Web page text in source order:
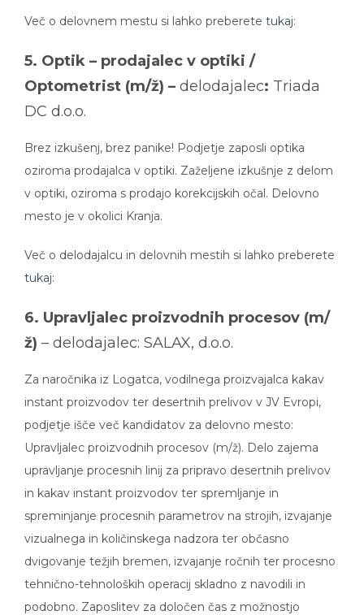
Več o delovnem mestu si lahko preberete tukaj:
5. Optik – prodajalec v optiki /
Optometrist (m/ž) – delodajalec: Triada
DC d.o.o.
Brez izkušenj, brez panike! Podjetje zaposli optika
oziroma prodajalca v optiki. Zaželjene izkušnje z delom
v optiki, oziroma s prodajo korekcijskih očal. Delovno
mesto je v okolici Kranja.
Več o delodajalcu in delovnih mestih si lahko preberete
tukaj:
6. Upravljalec proizvodnih procesov (m/
ž) – delodajalec: SALAX, d.o.o.
Za naročnika iz Logatca, vodilnega proizvajalca kakav
instant proizvodov ter desertnih prelivov v JV Evropi,
podjetje išče več kandidatov za delovno mesto:
Upravljalec proizvodnih procesov (m/ž). Delo zajema
upravljanje procesnih linij za pripravo desertnih prelivov
in kakav instant proizvodov ter spremljanje in
spreminjanje procesnih parametrov na strojih, izvajanje
vizualnega in količinskega nadzora ter občasno
dvigovanje težjih bremen, izvajanje ročnih ter procesno
tehnično-tehnoloških operacij skladno z navodili in
podobno. Zaposlitev za določen čas z možnostjo